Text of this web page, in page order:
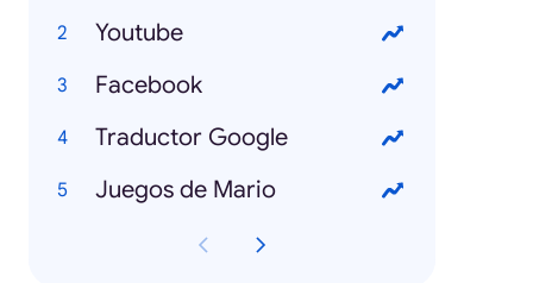
Youtube
Facebook
Traductor Google
Juegos de Mario